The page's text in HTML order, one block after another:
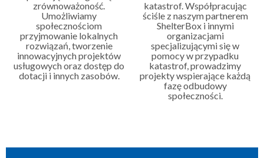
zrównoważoność.
Umożliwiamy
społecznościom
przyjmowanie lokalnych
rozwiązań, tworzenie
innowacyjnych projektów
usługowych oraz dostęp do
dotacji i innych zasobów.
katastrof. Współpracując
ściśle z naszym partnerem
ShelterBox i innymi
organizacjami
specjalizującymi się w
pomocy w przypadku
katastrof, prowadzimy
projekty wspierające każdą
fazę odbudowy
społeczności.